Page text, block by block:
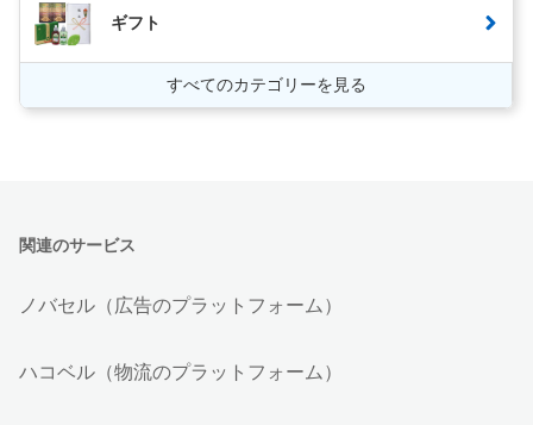
ギフト
すべてのカテゴリーを見る
関連のサービス
ノバセル（広告のプラットフォーム）
ハコベル（物流のプラットフォーム）